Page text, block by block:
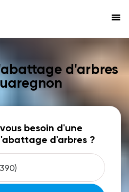
menu
d'arbres
besoin d'une
d'arbres ?